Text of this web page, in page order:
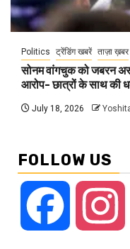
Politics ट्रेंडिंग खबरें ताज़ा ख़बर
सोनम वांगचुक को जबरन
आरोप- छात्रों के साथ की
July 18, 2026
FOLLOW US
Facebook